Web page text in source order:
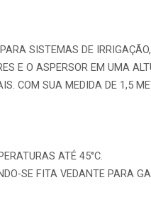
SISTEMAS DE
E O ASPERSOR EM UMA
COM SUA MEDIDA DE 1,5
ATÉ 45°C.
SE FITA VEDANTE PARA